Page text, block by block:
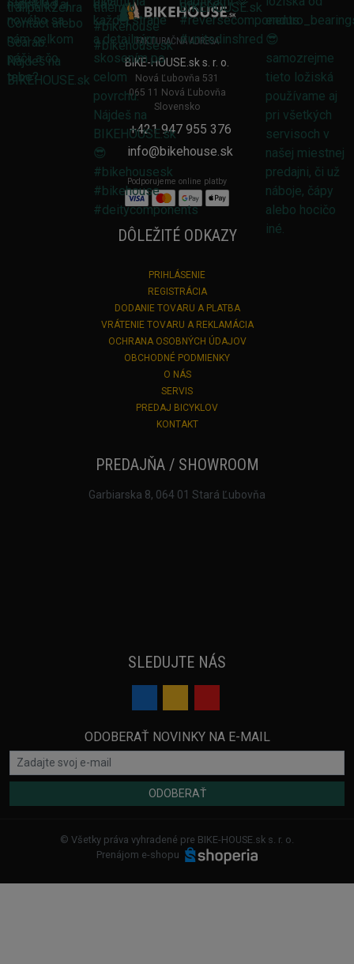
FAKTURAČNÁ ADRESA
BIKE-HOUSE.sk s. r. o.
Nová Ľubovňa 531
065 11 Nová Ľubovňa
Slovensko
+421 947 955 376
info@bikehouse.sk
Podporujeme online platby
DÔLEŽITÉ ODKAZY
PRIHLÁSENIE
REGISTRÁCIA
DODANIE TOVARU A PLATBA
VRÁTENIE TOVARU A REKLAMÁCIA
OCHRANA OSOBNÝCH ÚDAJOV
OBCHODNÉ PODMIENKY
O NÁS
SERVIS
PREDAJ BICYKLOV
KONTAKT
PREDAJŇA / SHOWROOM
Garbiarska 8, 064 01 Stará Ľubovňa
SLEDUJTE NÁS
ODOBERAŤ NOVINKY NA E-MAIL
ODOBERAŤ
© Všetky práva vyhradené pre BIKE-HOUSE.sk s. r. o.
Prenájom e-shopu